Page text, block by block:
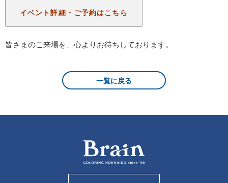
イベント詳細・ご予約はこちら
皆さまのご来場を、心よりお待ちしております。
一覧に戻る